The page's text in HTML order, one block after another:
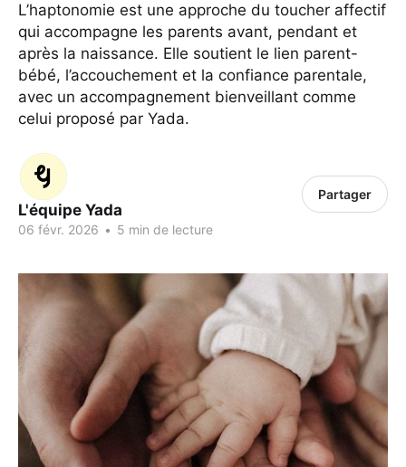
L’haptonomie est une approche du toucher affectif
qui accompagne les parents avant, pendant et
après la naissance. Elle soutient le lien parent-
bébé, l’accouchement et la confiance parentale,
avec un accompagnement bienveillant comme
celui proposé par Yada.
L'équipe Yada
06 févr. 2026 • 5 min de lecture
Partager